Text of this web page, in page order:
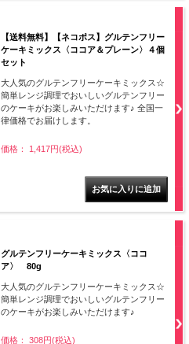
【送料無料】【ネコポス】グルテンフリー
ケーキミックス〈ココア＆プレーン〉４個
セット
大人気のグルテンフリーケーキミックス☆
簡単レンジ調理でおいしいグルテンフリー
のケーキがお楽しみいただけます♪ 全国一
律価格でお届けします。
価格： 1,417円(税込)
グルテンフリーケーキミックス〈ココ
ア〉 80g
大人気のグルテンフリーケーキミックス☆
簡単レンジ調理でおいしいグルテンフリー
のケーキがお楽しみいただけます♪
価格： 308円(税込)